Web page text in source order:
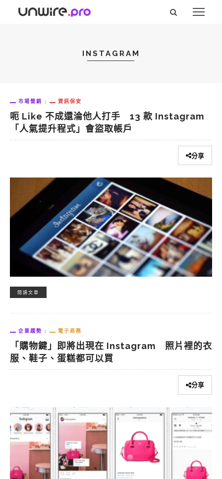
INSTAGRAM
市場營銷 資訊保安
呃 Like 不成還淪他人打手 13 款 Instagram
「人氣提升程式」會盜取帳戶
分享
閱讀文章
企業趨勢 電子商務
「購物鍵」即將出現在 Instagram 照片裡的衣
服、鞋子、蛋糕都可以買
分享